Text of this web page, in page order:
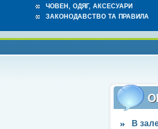
ЧОВЕН, ОДЯГ, АКСЕСУАРИ
ЗАКОНОДАВСТВО ТА ПРАВИЛА
В